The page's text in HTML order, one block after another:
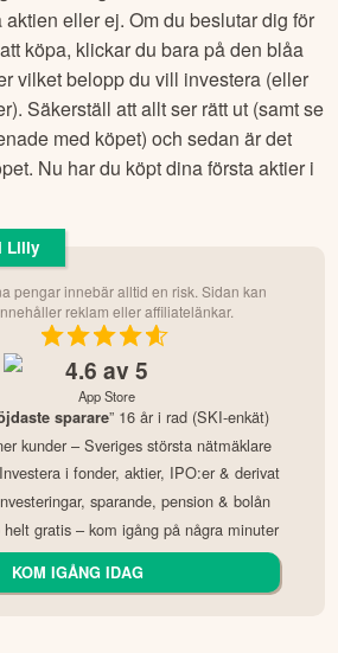
eller ej. Om du beslutar dig för
köpa, klickar du bara på den blåa
vilket belopp du vill investera (eller
Säkerställ att allt ser rätt ut (samt se
med köpet) och sedan är det
Nu har du köpt dina första aktier i
Lilly
pengar innebär alltid en risk. Sidan kan
reklam eller affiliatelänkar.
4.6 av 5
App Store
sparare” 16 år i rad (SKI-enkät)
kunder – Sveriges största nätmäklare
i fonder, aktier, IPO:er & derivat
sparande, pension & bolån
gratis – kom igång på några minuter
KOM IGÅNG IDAG